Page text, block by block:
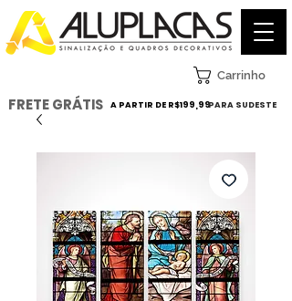
Carrinho
FRETE GRÁTIS A PARTIR DE R$199,99PARA SUDESTE